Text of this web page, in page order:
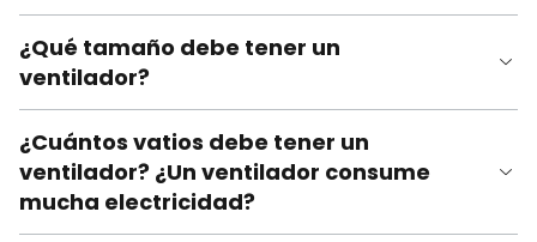
¿Qué tamaño debe tener un
ventilador?
¿Cuántos vatios debe tener un
ventilador? ¿Un ventilador consume
mucha electricidad?